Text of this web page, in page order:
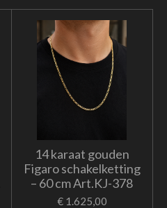
14 karaat gouden
Figaro schakelketting
– 60 cm Art.KJ-378
€ 1.625,00